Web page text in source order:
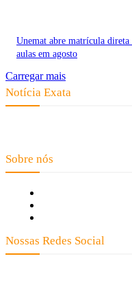
Unemat abre matrícula
aulas em agosto
Carregar mais
Notícia Exata
Sobre nós
Nossas Redes Social